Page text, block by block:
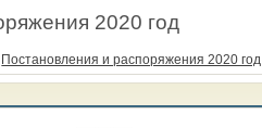
2020 год
Постановления и распоряжения 2020 год